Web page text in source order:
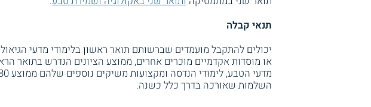
תנאי קבלה
יכולים להתקבל מועמדים שברשותם תואר ראשון בלימודי מדעי
השלמות שאורכה בדרך כלל כשנה.